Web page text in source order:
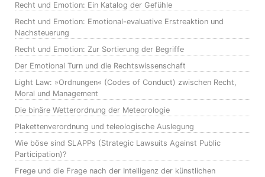
Recht und Emotion: Ein Katalog der Gefühle
Recht und Emotion: Emotional-evaluative Erstreaktion und
Nachsteuerung
Recht und Emotion: Zur Sortierung der Begriffe
Der Emotional Turn und die Rechtswissenschaft
Light Law: »Ordnungen« (Codes of Conduct) zwischen Recht,
Moral und Management
Die binäre Wetterordnung der Meteorologie
Plakettenverordnung und teleologische Auslegung
Wie böse sind SLAPPs (Strategic Lawsuits Against Public
Participation)?
Frege und die Frage nach der Intelligenz der künstlichen